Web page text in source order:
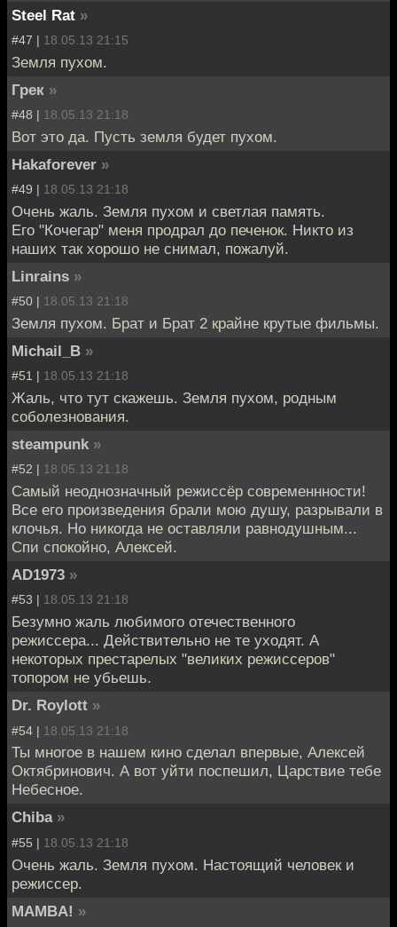
Steel Rat »
#47 | 18.05.13 21:15
Земля пухом.
Грек »
#48 | 18.05.13 21:18
Вот это да. Пусть земля будет пухом.
Hakaforever »
#49 | 18.05.13 21:18
Очень жаль. Земля пухом и светлая память.
Его "Кочегар" меня продрал до печенок. Никто из
наших так хорошо не снимал, пожалуй.
Linrains »
#50 | 18.05.13 21:18
Земля пухом. Брат и Брат 2 крайне крутые фильмы.
Michail_B »
#51 | 18.05.13 21:18
Жаль, что тут скажешь. Земля пухом, родным
соболезнования.
steampunk »
#52 | 18.05.13 21:18
Самый неоднозначный режиссёр современнности!
Все его произведения брали мою душу, разрывали в
клочья. Но никогда не оставляли равнодушным...
Спи спокойно, Алексей.
AD1973 »
#53 | 18.05.13 21:18
Безумно жаль любимого отечественного
режиссера... Действительно не те уходят. А
некоторых престарелых "великих режиссеров"
топором не убьешь.
Dr. Roylott »
#54 | 18.05.13 21:18
Ты многое в нашем кино сделал впервые, Алексей
Октябринович. А вот уйти поспешил, Царствие тебе
Небесное.
Chiba »
#55 | 18.05.13 21:18
Очень жаль. Земля пухом. Настоящий человек и
режиссер.
MAMBA! »